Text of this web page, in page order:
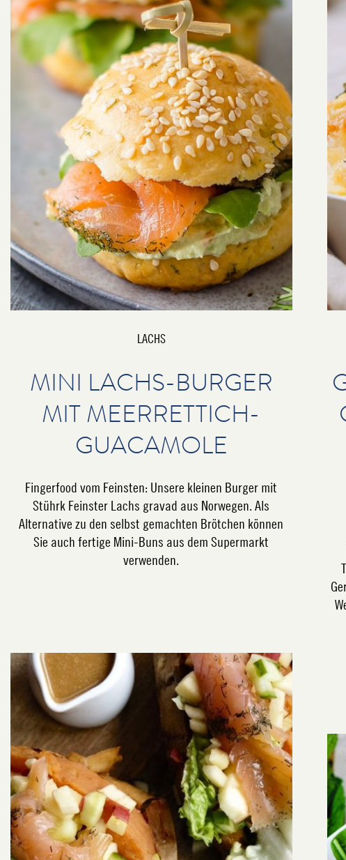
LACHS
MINI LACHS-BURGER
MIT MEERRETTICH-
GUACAMOLE
Fingerfood vom Feinsten: Unsere kleinen Burger mit
Stührk Feinster Lachs gravad aus Norwegen. Als
Alternative zu den selbst gemachten Brötchen können
Sie auch fertige Mini-Buns aus dem Supermarkt
verwenden.